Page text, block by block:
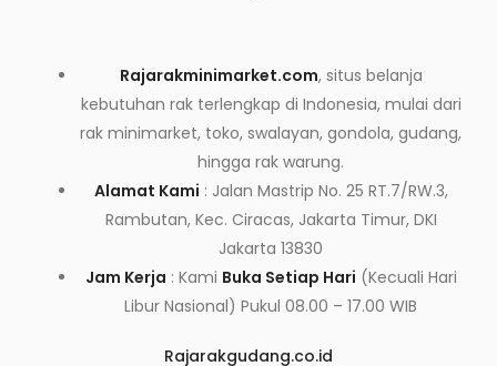
Rajarakminimarket.com, situs belanja
kebutuhan rak terlengkap di Indonesia, mulai dari
rak minimarket, toko, swalayan, gondola, gudang,
hingga rak warung.
Alamat Kami : Jalan Mastrip No. 25 RT.7/RW.3,
Rambutan, Kec. Ciracas, Jakarta Timur, DKI
Jakarta 13830
Jam Kerja : Kami Buka Setiap Hari (Kecuali Hari
Libur Nasional) Pukul 08.00 – 17.00 WIB
Rajarakgudang.co.id